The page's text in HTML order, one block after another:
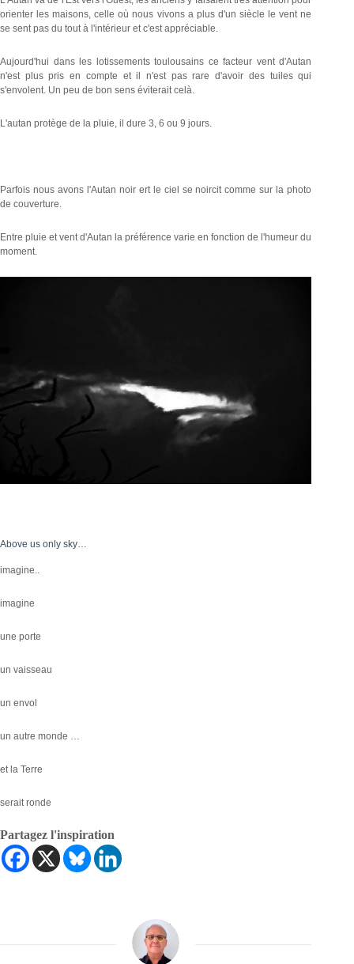
orienter les maisons, celle où nous vivons a plus d'un siècle le vent ne
se sent pas du tout à l'intérieur et c'est appréciable.
Aujourd'hui dans les lotissements toulousains ce facteur vent d'Autan
n'est plus pris en compte et il n'est pas rare d'avoir des tuiles qui
s'envolent. Un peu de bon sens éviterait celà.
L'autan protège de la pluie, il dure 3, 6 ou 9 jours.
Parfois nous avons l'Autan noir ert le ciel se noircit comme sur la photo
de couverture.
Entre pluie et vent d'Autan la préférence varie en fonction de l'humeur du
moment.
Above us only sky…
imagine..
imagine
une porte
un vaisseau
un envol
un autre monde …
et la Terre
serait ronde
Partagez l'inspiration